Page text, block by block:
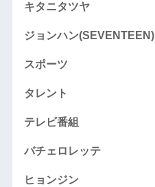
キタニタツヤ
ジョンハン(SEVENTEEN)
スポーツ
タレント
テレビ番組
バチェロレッテ
ヒョンジン